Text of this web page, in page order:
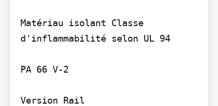
Matériau isolant Classe
d'inflammabilité selon UL 94
PA 66 V-2
Version Rail